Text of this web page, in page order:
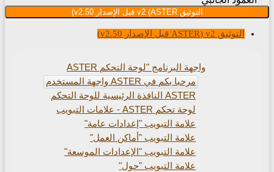
التوثيق v2 (ASTER قبل الإصدار v2.50)
التوثيق v2 (ASTER قبل الإصدار v2.50)
واجهة البرنامج "لوحة التحكم ASTER
مرحبا بكم في ASTER واجهة المستخدم
ASTER النافذة الرئيسية للوحة التحكم
لوحة تحكم ASTER - علامات التبويب
علامة التبويب "إعدادات عامة"
علامة التبويب "أماكن العمل"
علامة التبويب "الإعدادات الموسعة"
علامة التبويب "حول"